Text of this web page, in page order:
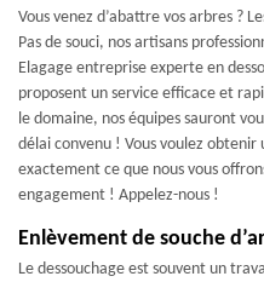
Vous venez d’abattre vos arbres ?
Pas de souci, nos artisans
Elagage entreprise experte en
proposent un service efficace et
le domaine, nos équipes sauront
délai convenu ! Vous voulez obtenir
exactement ce que nous vous
engagement ! Appelez-nous !
Enlèvement de souche
Le dessouchage est souvent un